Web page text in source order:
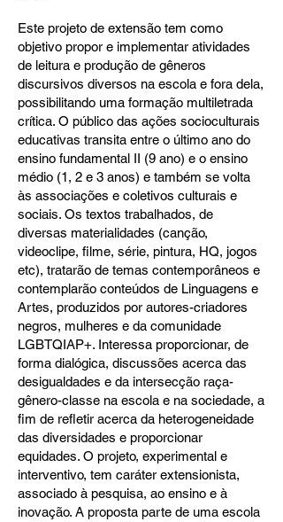
Este projeto de extensão tem como
objetivo propor e implementar atividades
de leitura e produção de gêneros
discursivos diversos na escola e fora dela,
possibilitando uma formação multiletrada
crítica. O público das ações socioculturais
educativas transita entre o último ano do
ensino fundamental II (9 ano) e o ensino
médio (1, 2 e 3 anos) e também se volta
às associações e coletivos culturais e
sociais. Os textos trabalhados, de
diversas materialidades (canção,
videoclipe, filme, série, pintura, HQ, jogos
etc), tratarão de temas contemporâneos e
contemplarão conteúdos de Linguagens e
Artes, produzidos por autores-criadores
negros, mulheres e da comunidade
LGBTQIAP+. Interessa proporcionar, de
forma dialógica, discussões acerca das
desigualdades e da intersecção raça-
gênero-classe na escola e na sociedade, a
fim de refletir acerca da heterogeneidade
das diversidades e proporcionar
equidades. O projeto, experimental e
interventivo, tem caráter extensionista,
associado à pesquisa, ao ensino e à
inovação. A proposta parte de uma escola